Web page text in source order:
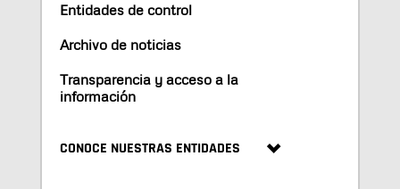
Entidades de control
Archivo de noticias
Transparencia y acceso a la
información
CONOCE NUESTRAS ENTIDADES